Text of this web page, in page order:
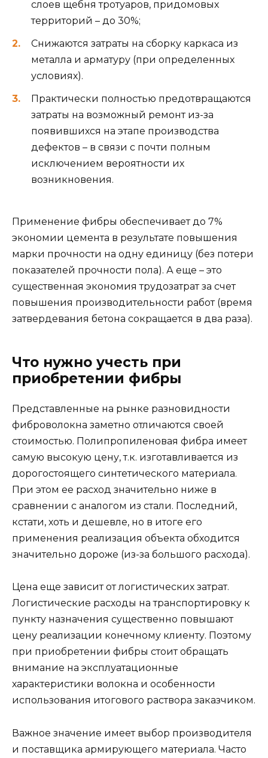
слоев щебня тротуаров, придомовых
территорий – до 30%;
Снижаются затраты на сборку каркаса из
металла и арматуру (при определенных
условиях).
Практически полностью предотвращаются
затраты на возможный ремонт из-за
появившихся на этапе производства
дефектов – в связи с почти полным
исключением вероятности их
возникновения.
Применение фибры обеспечивает до 7%
экономии цемента в результате повышения
марки прочности на одну единицу (без потери
показателей прочности пола). А еще – это
существенная экономия трудозатрат за счет
повышения производительности работ (время
затвердевания бетона сокращается в два раза).
Что нужно учесть при
приобретении фибры
Представленные на рынке разновидности
фиброволокна заметно отличаются своей
стоимостью. Полипропиленовая фибра имеет
самую высокую цену, т.к. изготавливается из
дорогостоящего синтетического материала.
При этом ее расход значительно ниже в
сравнении с аналогом из стали. Последний,
кстати, хоть и дешевле, но в итоге его
применения реализация объекта обходится
значительно дороже (из-за большого расхода).
Цена еще зависит от логистических затрат.
Логистические расходы на транспортировку к
пункту назначения существенно повышают
цену реализации конечному клиенту. Поэтому
при приобретении фибры стоит обращать
внимание на эксплуатационные
характеристики волокна и особенности
использования итогового раствора заказчиком.
Важное значение имеет выбор производителя
и поставщика армирующего материала. Часто